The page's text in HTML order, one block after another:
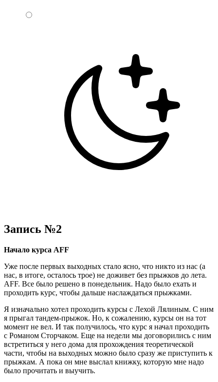
Запись №2
Начало курса AFF
Уже после первых выходных стало ясно, что никто из нас (а
нас, в итоге, осталось трое) не доживет без прыжков до лета.
AFF. Все было решено в понедельник. Надо было ехать и
проходить курс, чтобы дальше наслаждаться прыжками.
Я изначально хотел проходить курсы с Лехой Лялиным. С ним
я прыгал тандем-прыжок. Но, к сожалению, курсы он на тот
момент не вел. И так получилось, что курс я начал проходить
с Романом Сторчаком. Еще на недели мы договорились с ним
встретиться у него дома для прохождения теоретической
части, чтобы на выходных можно было сразу же приступить к
прыжкам. А пока он мне выслал книжку, которую мне надо
было прочитать и выучить.